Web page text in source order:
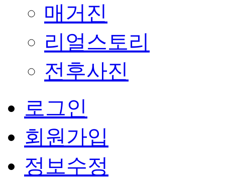
매거진
리얼스토리
전후사진
로그인
회원가입
정보수정